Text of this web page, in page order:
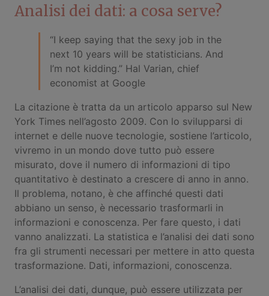
Analisi dei dati: a cosa serve?
“I keep saying that the sexy job in the
next 10 years will be statisticians. And
I’m not kidding.” Hal Varian, chief
economist at Google
La citazione è tratta da un articolo apparso sul New
York Times nell’agosto 2009. Con lo svilupparsi di
internet e delle nuove tecnologie, sostiene l’articolo,
vivremo in un mondo dove tutto può essere
misurato, dove il numero di informazioni di tipo
quantitativo è destinato a crescere di anno in anno.
Il problema, notano, è che affinché questi dati
abbiano un senso, è necessario trasformarli in
informazioni e conoscenza. Per fare questo, i dati
vanno analizzati. La statistica e l’analisi dei dati sono
fra gli strumenti necessari per mettere in atto questa
trasformazione. Dati, informazioni, conoscenza.
L’analisi dei dati, dunque, può essere utilizzata per